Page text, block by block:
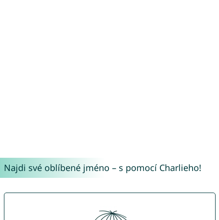
Najdi své oblíbené jméno – s pomocí Charlieho!